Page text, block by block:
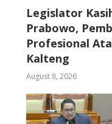
Legislator
Prabowo,
Profesional
Kalteng
August 8, 2026